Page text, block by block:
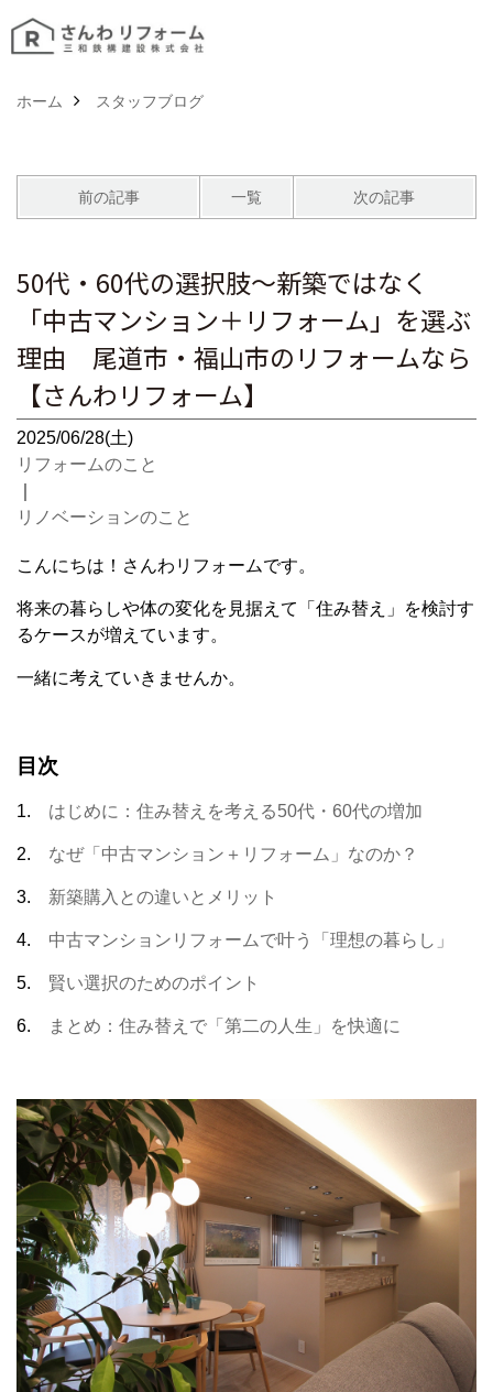
ホーム スタッフブログ
前の記事 一覧 次の記事
50代・60代の選択肢～新築ではなく
「中古マンション＋リフォーム」を選ぶ
理由 尾道市・福山市のリフォームなら
【さんわリフォーム】
2025/06/28(土)
リフォームのこと
リノベーションのこと
こんにちは！さんわリフォームです。
将来の暮らしや体の変化を見据えて「住み替え」を検討す
るケースが増えています。
一緒に考えていきませんか。
目次
1. はじめに：住み替えを考える50代・60代の増加
2. なぜ「中古マンション＋リフォーム」なのか？
3. 新築購入との違いとメリット
4. 中古マンションリフォームで叶う「理想の暮らし」
5. 賢い選択のためのポイント
6. まとめ：住み替えで「第二の人生」を快適に